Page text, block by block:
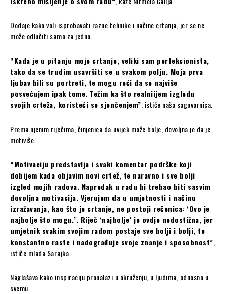
Dodaje kako voli isprobavati razne tehnike i načine crtanja, jer se ne
može odlučiti samo za jedno.
“Kada je u pitanju moje crtanje, veliki sam perfekcionista,
tako da se trudim usavršiti se u svakom polju. Moja prva
ljubav bili su portreti, te mogu reći da se najviše
posvećujem ipak tome. Težim ka što realniijem izgledu
svojih crteža, koristeći se sjenčenjem” , ističe naša sagovornica.
Prema njenim riječima, činjenica da uvijek može bolje, dovoljna je da je
motiviše.
“Motivaciju predstavlja i svaki komentar podrške koji
dobijem kada objavim novi crtež, te naravno i sve bolji
izgled mojih radova. Napredak u radu bi trebao biti sasvim
dovoljna motivacija. Vjerujem da u umjetnosti i načinu
izražavanja, kao što je crtanje, ne postoji rečenica: ‘Ovo je
najbolje što mogu.’. Riječ ‘najbolje’ je ovdje nedostižna, jer
umjetnik svakim svojim radom postaje sve bolji i bolji, te
konstantno raste i nadograđuje svoje znanje i sposobnost”
ističe mlada Sarajka.
Naglašava kako inspiraciju pronalazi u okruženju, u ljudima, odnosno u
svemu.